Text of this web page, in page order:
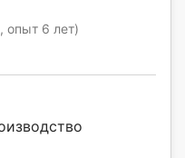
опыт 6 лет)